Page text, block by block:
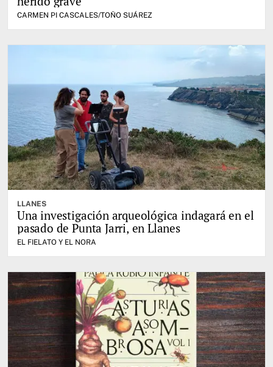
CARMEN PI CASCALES/TOÑO SUÁREZ
LLANES
Una investigación arqueológica indagará en el
pasado de Punta Jarri, en Llanes
EL FIELATO Y EL NORA